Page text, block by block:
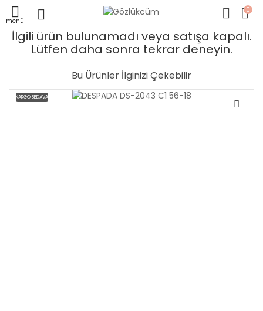
menü
0
İlgili ürün bulunamadı veya satışa kapalı.
Lütfen daha sonra tekrar deneyin.
Bu Ürünler İlginizi Çekebilir
KARGO BEDAVA